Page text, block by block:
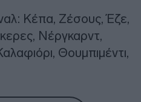
Κέπα, Ζέσους, Έζε,
Νέργκαρντ,
Θουμπιμέντι,